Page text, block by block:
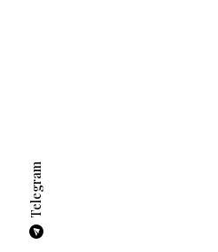
Telegram